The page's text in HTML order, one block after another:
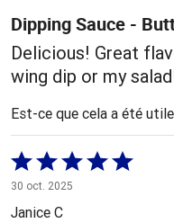
Dipping Sauce -
Delicious! Great
wing dip or my
Est-ce que cela a été
Coté
5 sur
5
30 oct. 2025
Janice C